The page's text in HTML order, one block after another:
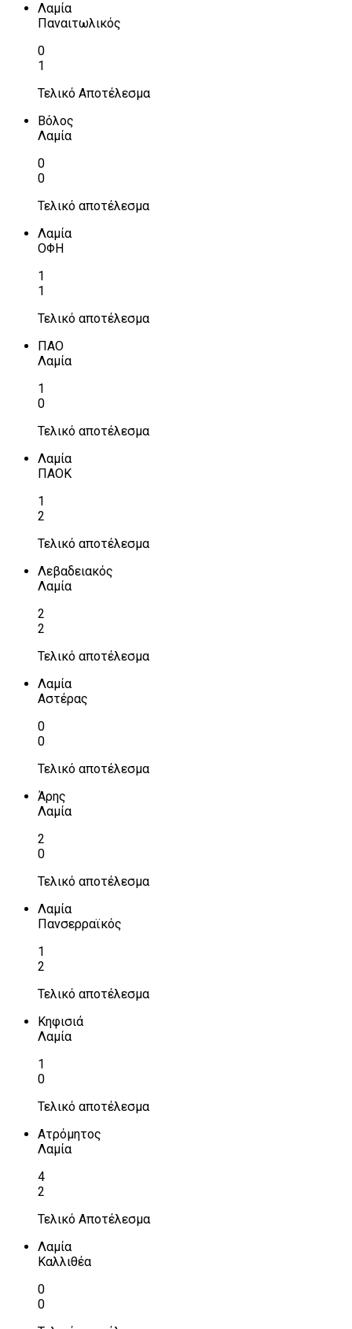
Λαμία
Παναιτωλικός
0
1
Τελικό Αποτέλεσμα
Βόλος
Λαμία
0
0
Τελικό αποτέλεσμα
Λαμία
ΟΦΗ
1
1
Τελικό αποτέλεσμα
ΠΑΟ
Λαμία
1
0
Τελικό αποτέλεσμα
Λαμία
ΠΑΟΚ
1
2
Τελικό αποτέλεσμα
Λεβαδειακός
Λαμία
2
2
Τελικό αποτέλεσμα
Λαμία
Αστέρας
0
0
Τελικό αποτέλεσμα
Άρης
Λαμία
2
0
Τελικό αποτέλεσμα
Λαμία
Πανσερραϊκός
1
2
Τελικό αποτέλεσμα
Κηφισιά
Λαμία
1
0
Τελικό αποτέλεσμα
Ατρόμητος
Λαμία
4
2
Τελικό Αποτέλεσμα
Λαμία
Καλλιθέα
0
0